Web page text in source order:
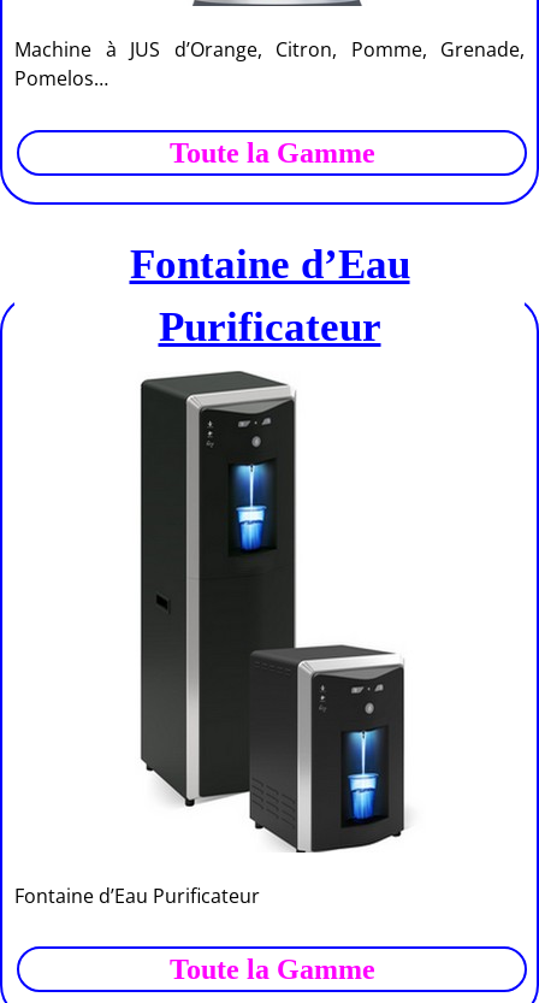
Machine à JUS d’Orange, Citron, Pomme, Grenade,
Pomelos…
Toute la Gamme
Fontaine d’Eau
Purificateur
Fontaine d’Eau Purificateur
Toute la Gamme